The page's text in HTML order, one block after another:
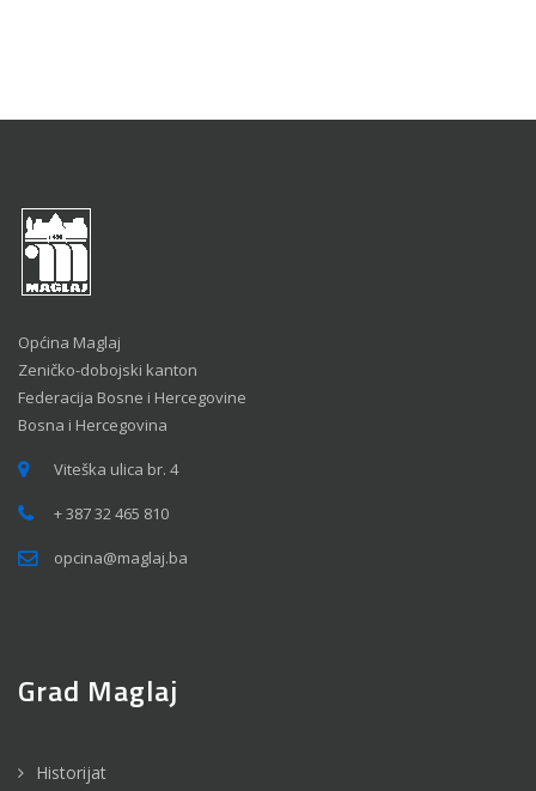
Općina Maglaj
Zeničko-dobojski kanton
Federacija Bosne i Hercegovine
Bosna i Hercegovina
Viteška ulica br. 4
+ 387 32 465 810
opcina@maglaj.ba
Grad Maglaj
Historijat